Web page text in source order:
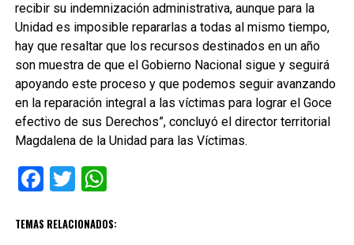
recibir su indemnización administrativa, aunque para la
Unidad es imposible repararlas a todas al mismo tiempo,
hay que resaltar que los recursos destinados en un año
son muestra de que el Gobierno Nacional sigue y seguirá
apoyando este proceso y que podemos seguir avanzando
en la reparación integral a las víctimas para lograr el Goce
efectivo de sus Derechos”, concluyó el director territorial
Magdalena de la Unidad para las Víctimas.
Facebook
TwitterWhatsApp
TEMAS RELACIONADOS: